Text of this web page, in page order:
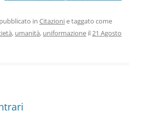
in Citazionie taggato come
, umanità, uniformazione il21 Agosto